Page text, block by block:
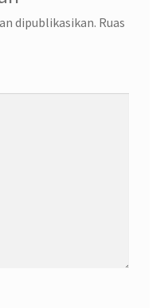
dipublikasikan. Ruas